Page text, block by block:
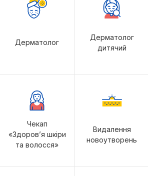
Дерматолог
Дерматолог
дитячий
Чекап
«Здоров’я шкіри
та волосся»
Видалення
новоутворень